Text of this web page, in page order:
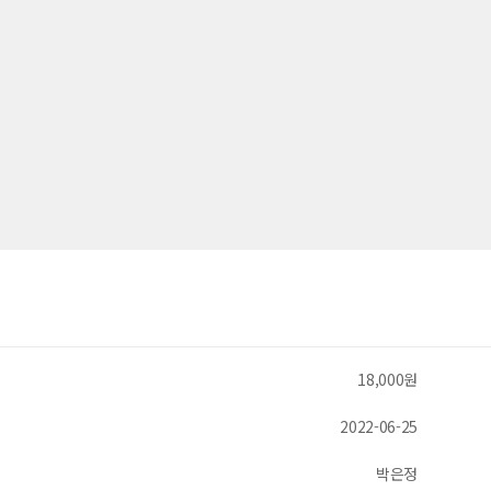
18,000원
2022-06-25
박은정